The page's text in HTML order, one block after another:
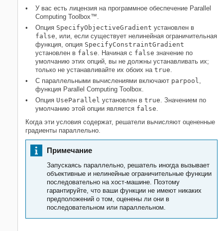
Смотрите такжеУ вас есть лицензия на программное обеспечение Parallel
Computing Toolbox™.
Опция SpecifyObjectiveGradient установлен в
false, или, если существует нелинейная ограничительная
функция, опция SpecifyConstraintGradient
установлен в false. Начиная с false значение по
умолчанию этих опций, вы не должны устанавливать их;
только не устанавливайте их обоих на true.
С параллельными вычислениями включают parpool,
функция Parallel Computing Toolbox.
Опция UseParallel установлен в true. Значением по
умолчанию этой опции является false.
Когда эти условия содержат, решатели вычисляют оцененные
градиенты параллельно.
Примечание
Запускаясь параллельно, решатель иногда вызывает
объективные и нелинейные ограничительные функции
последовательно на хост-машине. Поэтому
гарантируйте, что ваши функции не имеют никаких
предположений о том, оценены ли они в
последовательном или параллельном.